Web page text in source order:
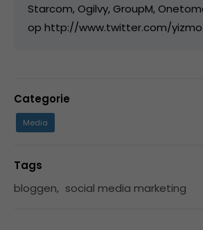
Starcom, Ogilvy, GroupM,
op http://www.twitter.com/yizmo
Categorie
Media
Tags
bloggen, social media marketing